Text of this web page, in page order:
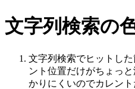
文字列検索の
文字列検索でヒットし
ント位置だけがちょっ
かりにくいのでカレント